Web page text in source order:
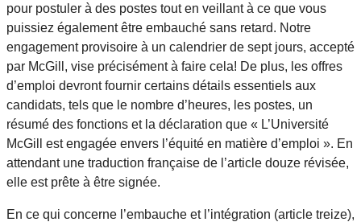
pour postuler à des postes tout en veillant à ce que vous
puissiez également être embauché sans retard. Notre
engagement provisoire à un calendrier de sept jours, accepté
par McGill, vise précisément à faire cela! De plus, les offres
d’emploi devront fournir certains détails essentiels aux
candidats, tels que le nombre d’heures, les postes, un
résumé des fonctions et la déclaration que « L’Université
McGill est engagée envers l’équité en matière d’emploi ». En
attendant une traduction française de l’article douze révisée,
elle est prête à être signée.
En ce qui concerne l’embauche et l’intégration (article treize),